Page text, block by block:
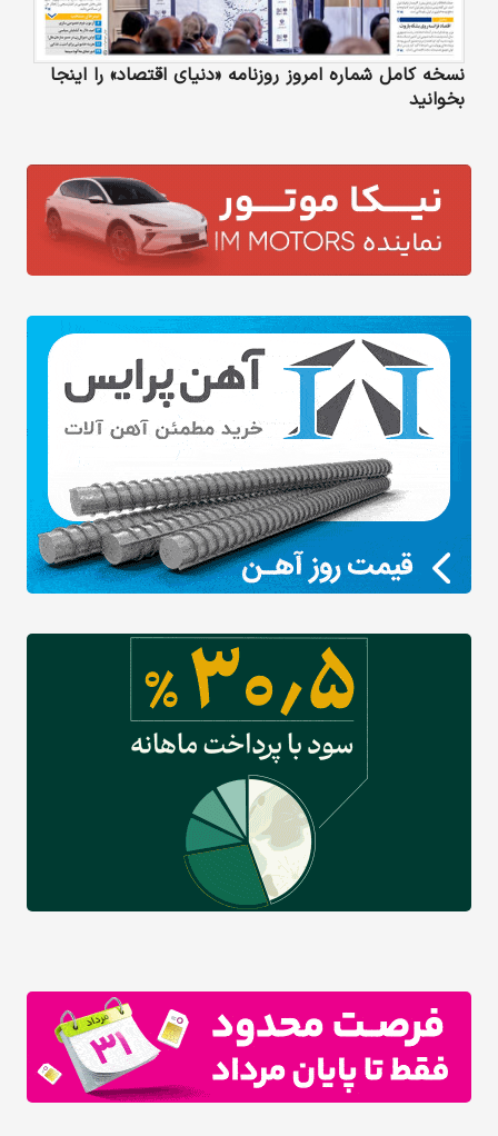
نسخه کامل شماره امروز روزنامه «دنیای‌ اقتصاد» را اینجا
بخوانید